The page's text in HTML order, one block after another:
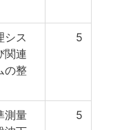
シス
関連
の整
5
測量
5